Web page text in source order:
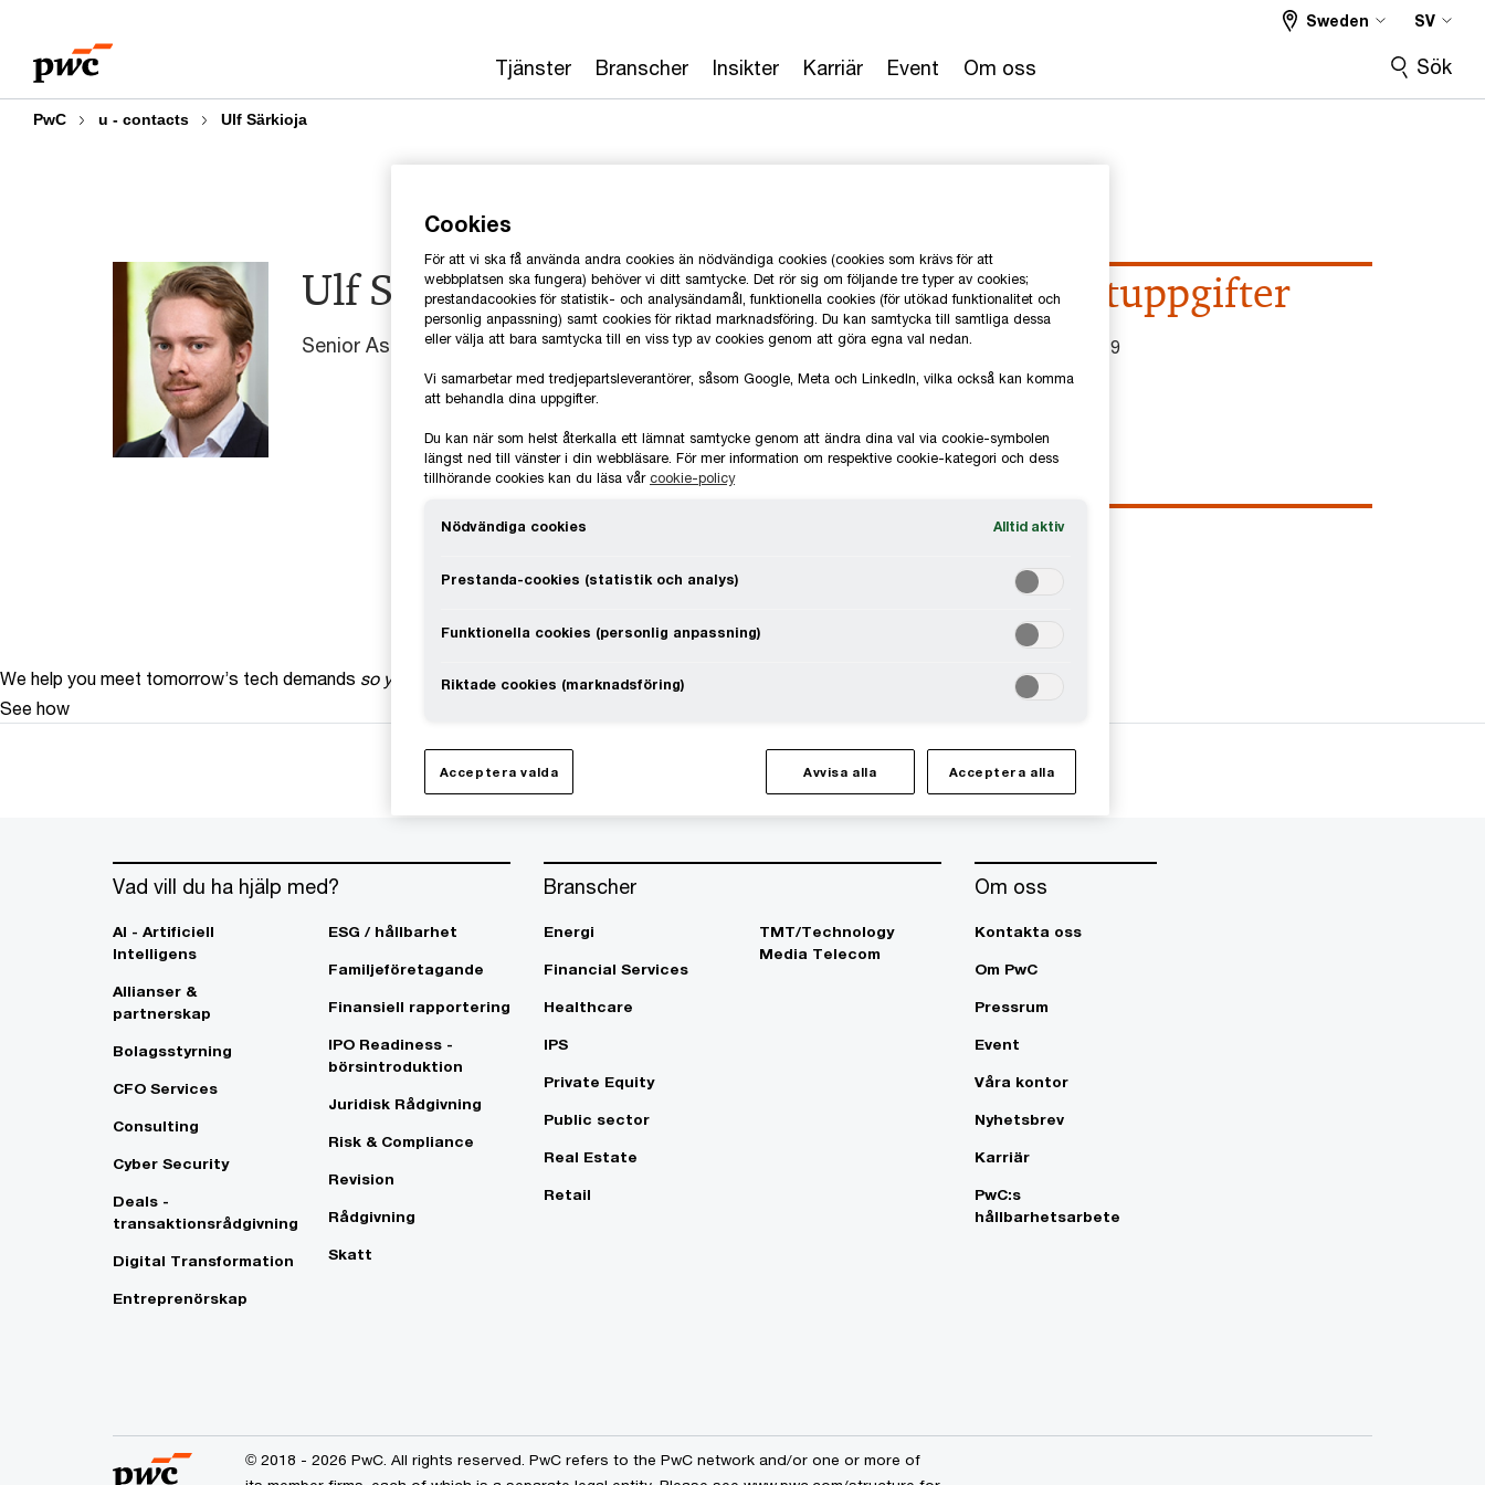
content
footer
Tjänster Branscher Insikter Karriär Event Om oss
Sweden SV
Sök
PwC u - contacts Ulf Särkioja
Ulf Särkioja
Senior Associate, PwC Sverige
Kontaktuppgifter
0728-80 94 19
Email
LinkedIn
We help you meet tomorrow’s tech demands so you can compete at a speed that rewrites the rules
See how
Följ oss i sociala medier
Vad vill du ha hjälp med?
AI - Artificiell
Intelligens
Allianser &
partnerskap
Bolagsstyrning
CFO Services
Consulting
Cyber Security
Deals -
transaktionsrådgivning
Digital Transformation
Entreprenörskap
ESG / hållbarhet
Familjeföretagande
Finansiell rapportering
IPO Readiness -
börsintroduktion
Juridisk Rådgivning
Risk & Compliance
Revision
Rådgivning
Skatt
Branscher
Energi
Financial Services
Healthcare
IPS
Private Equity
Public sector
Real Estate
Retail
TMT/Technology
Media Telecom
Om oss
Kontakta oss
Om PwC
Pressrum
Event
Våra kontor
Nyhetsbrev
Karriär
PwC:s
hållbarhetsarbete
© 2018 - 2026 PwC. All rights reserved. PwC refers to the PwC network and/or one or more of
Cookies
För att vi ska få använda andra cookies än nödvändiga cookies (cookies som krävs för att
webbplatsen ska fungera) behöver vi ditt samtycke. Det rör sig om följande tre typer av cookies;
prestandacookies för statistik- och analysändamål, funktionella cookies (för utökad funktionalitet och
personlig anpassning) samt cookies för riktad marknadsföring. Du kan samtycka till samtliga dessa
eller välja att bara samtycka till en viss typ av cookies genom att göra egna val nedan.
Vi samarbetar med tredjepartsleverantörer, såsom Google, Meta och LinkedIn, vilka också kan komma
att behandla dina uppgifter.
Du kan när som helst återkalla ett lämnat samtycke genom att ändra dina val via cookie-symbolen
längst ned till vänster i din webbläsare. För mer information om respektive cookie-kategori och dess
tillhörande cookies kan du läsa vår cookie-policy
Nödvändiga cookies Alltid aktiv
Prestanda-cookies (statistik och analys)
Funktionella cookies (personlig anpassning)
Riktade cookies (marknadsföring)
Acceptera valda Avvisa alla Acceptera alla